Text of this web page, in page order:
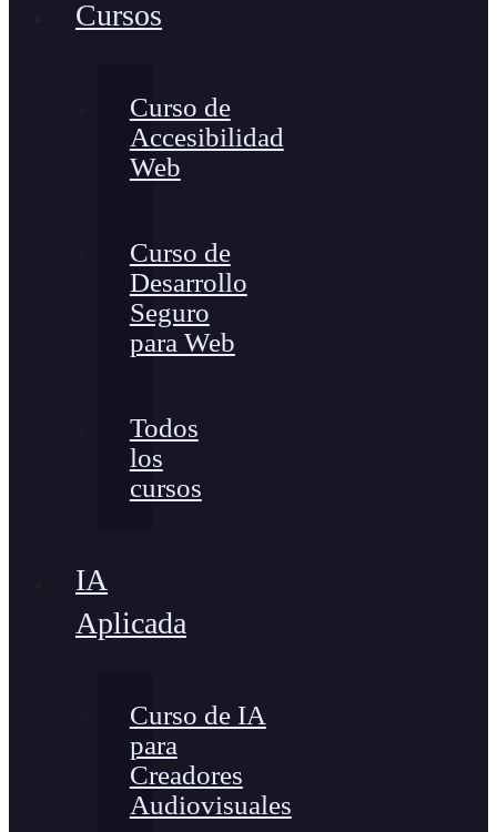
Cursos
Curso de
Accesibilidad
Web
Curso de
Desarrollo
Seguro
para Web
Todos
los
cursos
IA
Aplicada
Curso de IA
para
Creadores
Audiovisuales